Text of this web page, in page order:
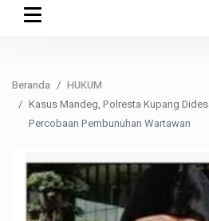
Beranda
HUKUM
Kasus Mandeg, Polresta Kupang
Percobaan Pembunuhan Wartawan